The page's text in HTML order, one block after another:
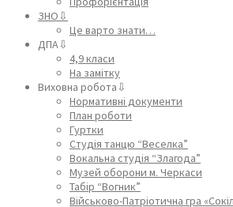
ЗНО⇩
Це варто знати…
ДПА⇩
4,9 класи
На замітку
Виховна робота⇩
Нормативні документи
План роботи
Гуртки
Студія танцю “Веселка”
Вокальна студія “Злагода”
Музей оборони м. Черкаси
Табір “Вогник”
Військово-Патріотична гра